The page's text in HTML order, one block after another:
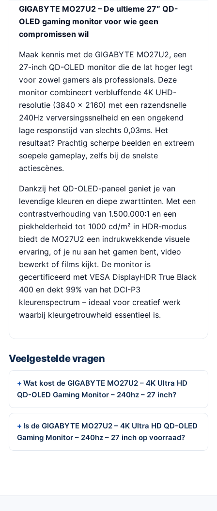
GIGABYTE MO27U2 – De ultieme 27″ QD-
OLED gaming monitor voor wie geen
compromissen wil
Maak kennis met de GIGABYTE MO27U2, een
27-inch QD-OLED monitor die de lat hoger legt
voor zowel gamers als professionals. Deze
monitor combineert verbluffende 4K UHD-
resolutie (3840 × 2160) met een razendsnelle
240Hz verversingssnelheid en een ongekend
lage responstijd van slechts 0,03ms. Het
resultaat? Prachtig scherpe beelden en extreem
soepele gameplay, zelfs bij de snelste
actiescènes.
Dankzij het QD-OLED-paneel geniet je van
levendige kleuren en diepe zwarttinten. Met een
contrastverhouding van 1.500.000:1 en een
piekhelderheid tot 1000 cd/m² in HDR-modus
biedt de MO27U2 een indrukwekkende visuele
ervaring, of je nu aan het gamen bent, video
bewerkt of films kijkt. De monitor is
gecertificeerd met VESA DisplayHDR True Black
400 en dekt 99% van het DCI-P3
kleurenspectrum – ideaal voor creatief werk
waarbij kleurgetrouwheid essentieel is.
Veelgestelde vragen
Wat kost de GIGABYTE MO27U2 – 4K Ultra HD
QD-OLED Gaming Monitor – 240hz – 27 inch?
Is de GIGABYTE MO27U2 – 4K Ultra HD QD-OLED
Gaming Monitor – 240hz – 27 inch op voorraad?